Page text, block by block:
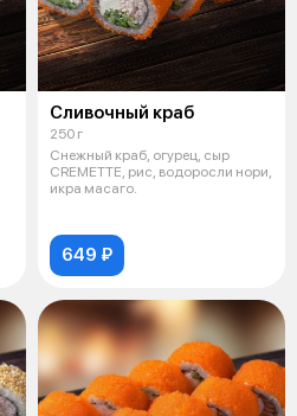
Сливочный краб
250 г
Снежный краб, огурец, сыр
CREMETTE, рис, водоросли нори,
икра масаго.
649 ₽